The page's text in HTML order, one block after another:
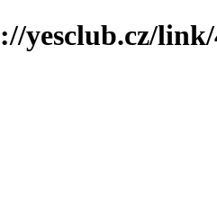
yesclub.cz/link/